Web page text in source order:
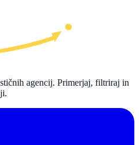
agencij. Primerjaj, filtriraj in